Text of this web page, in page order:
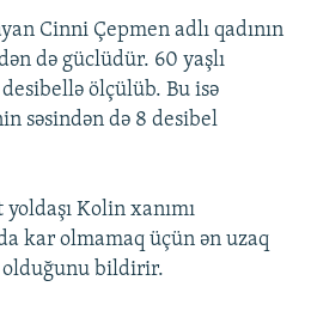
Cinni Çepmen adlı qadının
də güclüdür. 60 yaşlı
desibellə ölçülüb. Bu isə
səsindən də 8 desibel
Kolin xanımı
kar olmamaq üçün ən uzaq
olduğunu bildirir.